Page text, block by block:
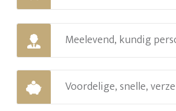
Meelevend, kundig
Voordelige, snelle,